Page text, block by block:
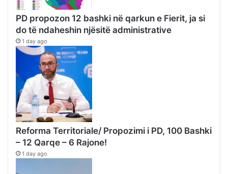
PD propozon 12 bashki në qarkun e Fierit, ja si
do të ndaheshin njësitë administrative
1 day ago
Reforma Territoriale/ Propozimi i PD, 100 Bashki
– 12 Qarqe – 6 Rajone!
1 day ago